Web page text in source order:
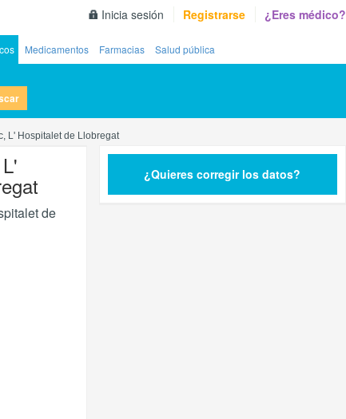
Inicia sesión Registrarse ¿Eres médico?
Medicamentos Farmacias Salud pública
L' Hospitalet de Llobregat
de
¿Quieres corregir los datos?